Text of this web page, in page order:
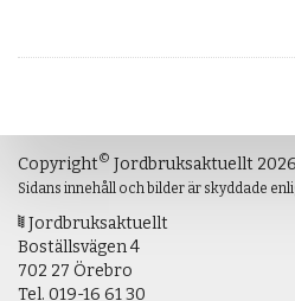
Copyright© Jordbruksaktuellt
Sidans innehåll och bilder är skyddade
Jordbruksaktuellt
Boställsvägen 4
702 27 Örebro
Tel. 019-16 61 30